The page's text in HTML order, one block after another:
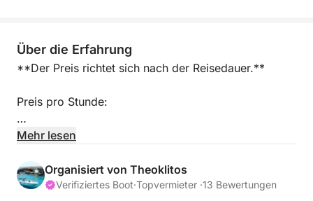
Über die Erfahrung
**Der Preis richtet sich nach der Reisedauer.**
Preis pro Stunde:
2 Std. – 300 €
4 Std. – 500 €
5 Std. – 600 €
Mehr lesen
Organisiert von Theoklitos
Verifiziertes Boot·Topvermieter ·13 Bewertungen